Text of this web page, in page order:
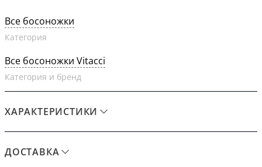
Все босоножки
Категория
Все босоножки Vitacci
Категория и бренд
ХАРАКТЕРИСТИКИ
ДОСТАВКА